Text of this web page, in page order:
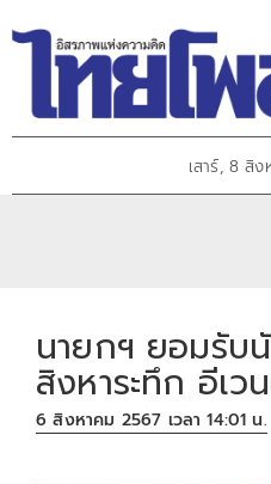
เสาร์, 8 สิ
นายกฯ ยอมรับ
สิงหาระทึก อีเว
6 สิงหาคม 2567 เวลา 14:01 น.